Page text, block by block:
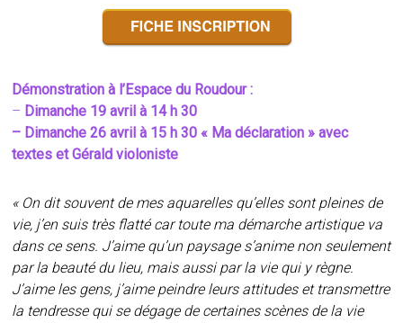
Démonstration à l’Espace du Roudour :
– Dimanche 19 avril à 14 h 30
– Dimanche 26 avril à 15 h 30 « Ma déclaration » avec
textes et Gérald violoniste
« On dit souvent de mes aquarelles qu’elles sont pleines de
vie, j’en suis très flatté car toute ma démarche artistique va
dans ce sens. J’aime qu’un paysage s’anime non seulement
par la beauté du lieu, mais aussi par la vie qui y règne.
J’aime les gens, j’aime peindre leurs attitudes et transmettre
la tendresse qui se dégage de certaines scènes de la vie